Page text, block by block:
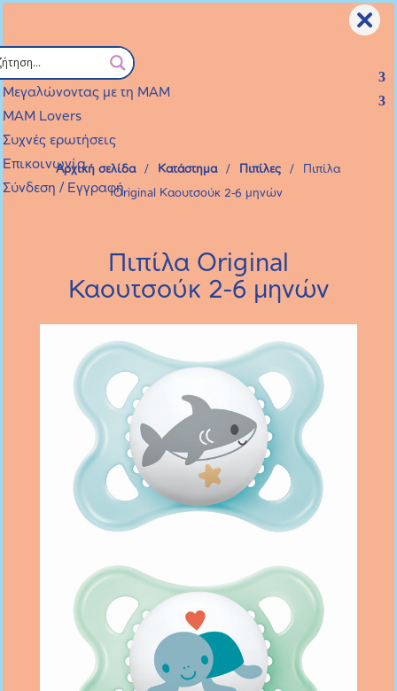
Οι παραγγελίες που θα γίνουν από 7 Αυγούστου μέχρι και
21 Αυγούστου θα εκτελεστούν από Δευτέρα 24 Αυγούστου.
Προϊόντα
Μεγαλώνοντας με τη ΜΑΜ
MAM Lovers
Συχνές ερωτήσεις
Επικοινωνία
Σύνδεση / Εγγραφή
Αρχική σελίδα / Κατάστημα / Πιπίλες /
Πιπίλα
Original Καουτσούκ 2-6 μηνών
Πιπίλα Original
Καουτσούκ 2-6 μηνών